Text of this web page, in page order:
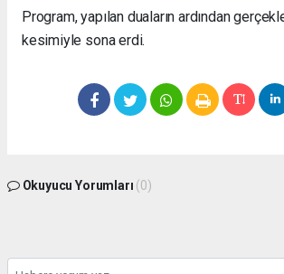
Program, yapılan duaların ardından
kesimiyle sona erdi.
Okuyucu Yorumları (0)